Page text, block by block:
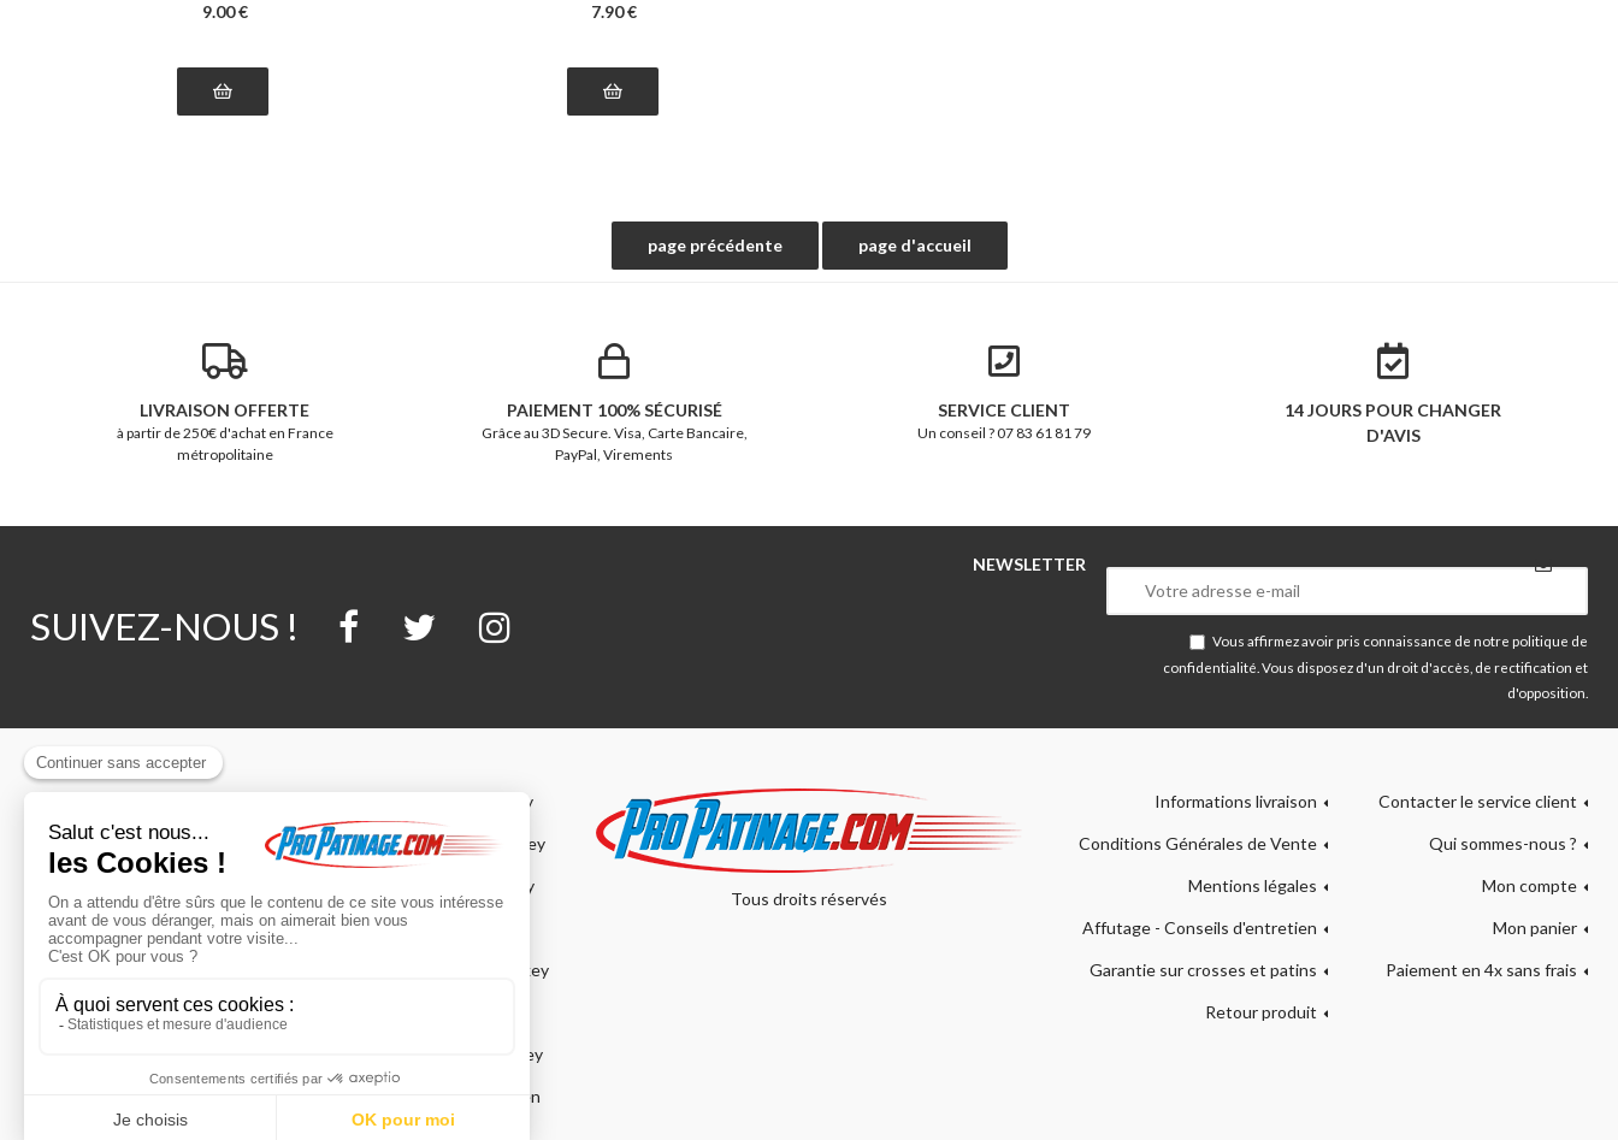
9.00€ 7.90€
LIVRAISON OFFERTE
à partir de 250€ d'achat en France
métropolitaine
PAIEMENT 100% SÉCURISÉ
Grâce au 3D Secure. Visa, Carte Bancaire,
PayPal, Virements
SERVICE CLIENT
Un conseil ? 07 83 61 81 79
14 JOURS POUR CHANGER
D'AVIS
SUIVEZ-NOUS !
NEWSLETTER
Vous affirmez avoir pris connaissance de notre politique de
confidentialité . Vous disposez d'un droit d'accès, de rectification et
d'opposition.
Tous droits réservés
Guide de taille casques hockey
Guide de taille des collants et
tuniques
Guide de taille coudières hockey
Guide de taille culottes hockey
Guide de taille patins hockey sur
glace
Guide de taille roller hockey
Guide de taille épaulières hockey
Guide bien choisir crosse et
Guide de taille jambières hockey
Guide de taille masques gardien
Informations livraison Contacter le service client
Conditions Générales de Vente Qui sommes-nous ?
Mentions légales Mon compte
Affutage - Conseils d'entretien Mon panier
Garantie sur crosses et patins Paiement en 4x sans frais
Retour produit